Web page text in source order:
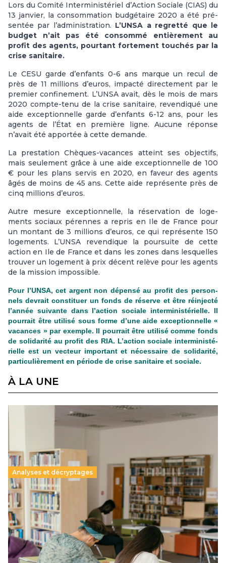
Lors du Comité Interministériel d’Action Sociale (CIAS) du
13 jan­vier, la consom­ma­tion bud­gé­taire 2020 a été pré­
sen­tée par l’admi­nis­tra­tion. L’UNSA a regretté que le
budget n’ait pas été consommé entiè­re­ment au
profit des agents, pour­tant for­te­ment tou­chés par la
crise sani­taire.
Le CESU garde d’enfants 0-6 ans marque un recul de
près de 11 mil­lions d’euros, impacté direc­te­ment par le
pre­mier confi­ne­ment. L’UNSA avait, dès le mois de mars
2020 compte-tenu de la crise sani­taire, reven­di­qué une
aide excep­tion­nelle garde d’enfants 6-12 ans, pour les
agents de l’État en pre­mière ligne. Aucune réponse
n’avait été appor­tée à cette demande.
La pres­ta­tion Chèques-vacan­ces atteint ses objec­tifs,
mais seu­le­ment grâce à une aide excep­tion­nelle de 100
€ pour les plans servis en 2020, en faveur des agents
âgés de moins de 45 ans. Cette aide repré­sente près de
cinq mil­lions d’euros.
Autre mesure excep­tion­nelle, la réser­va­tion de loge­
ments sociaux péren­nes a repris en Ile de France pour
un mon­tant de 3 mil­lions d’euros, ce qui repré­sente 150
loge­ments. L’UNSA reven­di­que la pour­suite de cette
action en Ile de France et dans les zones dans les­quel­les
trou­ver un loge­ment à prix décent relève pour les agents
de la mis­sion impos­si­ble.
Pour l’UNSA, cet argent non dépensé au profit des per­son­
nels devrait cons­ti­tuer un fonds de réserve et être réin­jecté
l’année sui­vante dans l’action sociale inter­mi­nis­té­rielle. Il
pour­rait être uti­lisé sous forme d’une aide excep­tion­nelle «
vacan­ces » par exem­ple. Il pour­rait être uti­lisé comme fonds
de soli­da­rité au profit des RIA. L’action sociale inter­mi­nis­té­
rielle est un vec­teur impor­tant et néces­saire de soli­da­rité,
par­ti­cu­liè­re­ment en période de crise sani­taire et sociale.
À LA UNE
Analyses et décryptages
Supérieur privé : une dérive qui met à mal la
promesse républicaine
11 juillet 2026-
Le projet de loi sur la régulation de l’enseignement
supérieur privé met en lumière l’amplification d’un système
qui relègue l’acte pédagogique au superfétatoire, voire à…